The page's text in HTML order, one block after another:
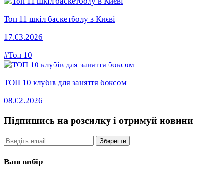
Топ 11 шкіл баскетболу в Києві
17.03.2026
#Топ 10
ТОП 10 клубів для заняття боксом
08.02.2026
Підпишись на розсилку і отримуй новини
Email Зберегти
Ваш вибір